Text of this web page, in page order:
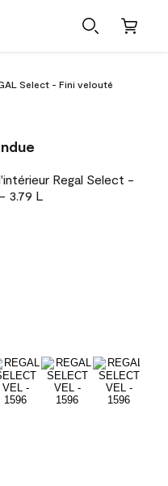
Select - Fini velouté